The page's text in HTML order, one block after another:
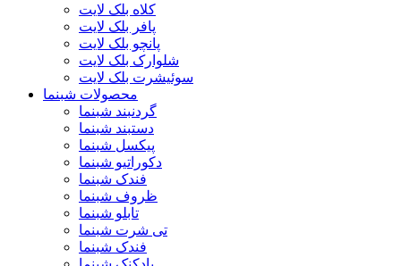
کلاه بلک لایت
پافر بلک لایت
پانچو بلک لایت
شلوارک بلک لایت
سوئیشرت بلک لایت
محصولات شبنما
گردنبند شبنما
دستبند شبنما
پیکسل شبنما
دکوراتیو شبنما
فندک شبنما
ظروف شبنما
تابلو شبنما
تی شرت شبنما
فندک شبنما